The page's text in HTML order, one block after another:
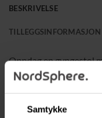
Samtykke
BESKRIVELSE
TILLEGGSINFORMASJON
Oppdag en gyngestol
vanlige modeller.
sitteopplevelse. Den